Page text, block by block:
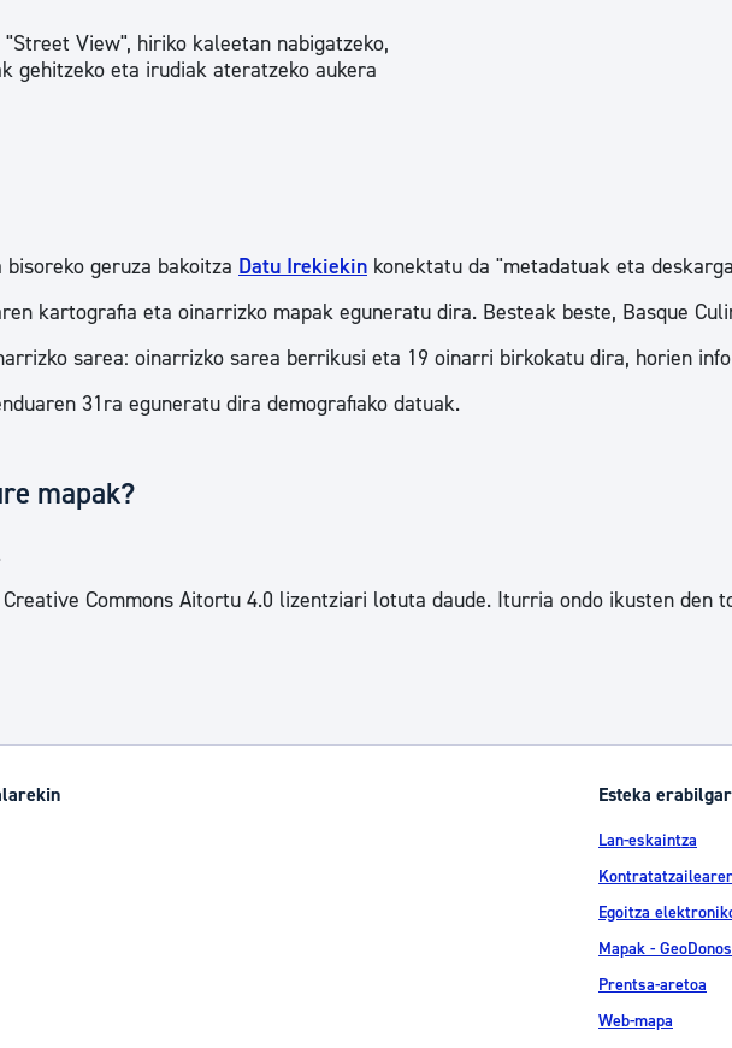
View", hiriko kaleetan nabigatzeko,
gehitzeko eta irudiak ateratzeko aukera
geruza bakoitza Datu Irekiekin konektatu da "metadatuak eta
kartografia eta oinarrizko mapak eguneratu dira. Besteak beste, Basque
sarea: oinarrizko sarea berrikusi eta 19 oinarri birkokatu dira, horien
31ra eguneratu dira demografiako datuak.
mapak?
Commons Aitortu 4.0 lizentziari lotuta daude. Iturria ondo ikusten den
Esteka
Lan-eskaintza
Egoitza
Mapak -
Prentsa-aretoa
Web-mapa